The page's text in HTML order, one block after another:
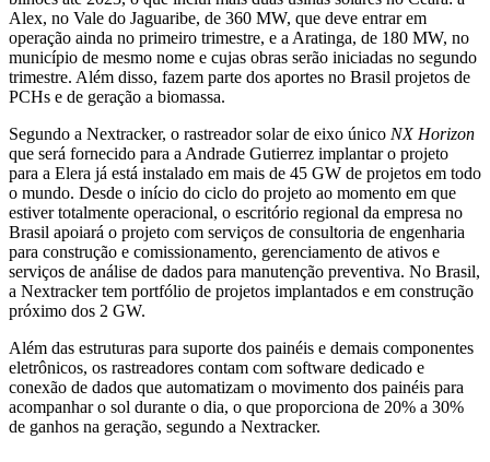
Alex, no Vale do Jaguaribe, de 360 MW, que deve entrar em
operação ainda no primeiro trimestre, e a Aratinga, de 180 MW, no
município de mesmo nome e cujas obras serão iniciadas no segundo
trimestre. Além disso, fazem parte dos aportes no Brasil projetos de
PCHs e de geração a biomassa.
Segundo a Nextracker, o rastreador solar de eixo único NX Horizon
que será fornecido para a Andrade Gutierrez implantar o projeto
para a Elera já está instalado em mais de 45 GW de projetos em todo
o mundo. Desde o início do ciclo do projeto ao momento em que
estiver totalmente operacional, o escritório regional da empresa no
Brasil apoiará o projeto com serviços de consultoria de engenharia
para construção e comissionamento, gerenciamento de ativos e
serviços de análise de dados para manutenção preventiva. No Brasil,
a Nextracker tem portfólio de projetos implantados e em construção
próximo dos 2 GW.
Além das estruturas para suporte dos painéis e demais componentes
eletrônicos, os rastreadores contam com software dedicado e
conexão de dados que automatizam o movimento dos painéis para
acompanhar o sol durante o dia, o que proporciona de 20% a 30%
de ganhos na geração, segundo a Nextracker.